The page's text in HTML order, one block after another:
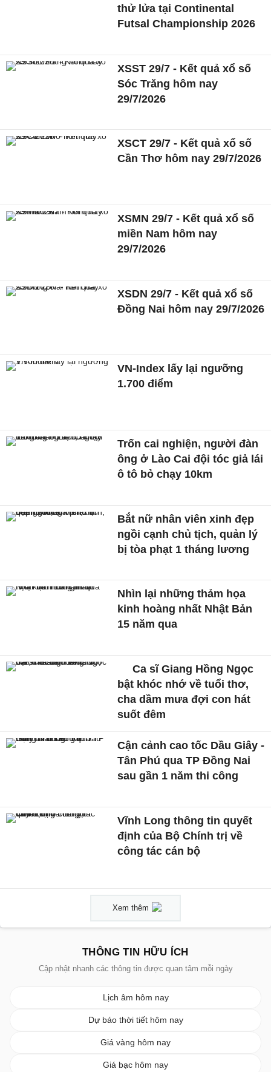
thử lửa tại Continental
Futsal Championship 2026
XSST 29/7 - Kết quả xổ số
Sóc Trăng hôm nay
29/7/2026
XSCT 29/7 - Kết quả xổ số
Cần Thơ hôm nay 29/7/2026
XSMN 29/7 - Kết quả xổ số
miền Nam hôm nay
29/7/2026
XSDN 29/7 - Kết quả xổ số
Đồng Nai hôm nay 29/7/2026
VN-Index lấy lại ngưỡng
1.700 điểm
Trốn cai nghiện, người đàn
ông ở Lào Cai đội tóc giả lái
ô tô bỏ chạy 10km
Bắt nữ nhân viên xinh đẹp
ngồi cạnh chủ tịch, quản lý
bị tòa phạt 1 tháng lương
Nhìn lại những thảm họa
kinh hoàng nhất Nhật Bản
15 năm qua
Ca sĩ Giang Hồng Ngọc
bật khóc nhớ về tuổi thơ,
cha dầm mưa đợi con hát
suốt đêm
Cận cảnh cao tốc Dầu Giây -
Tân Phú qua TP Đồng Nai
sau gần 1 năm thi công
Vĩnh Long thông tin quyết
định của Bộ Chính trị về
công tác cán bộ
Xem thêm
THÔNG TIN HỮU ÍCH
Cập nhật nhanh các thông tin được quan tâm mỗi ngày
Lịch âm hôm nay
Dự báo thời tiết hôm nay
Giá vàng hôm nay
Giá bạc hôm nay